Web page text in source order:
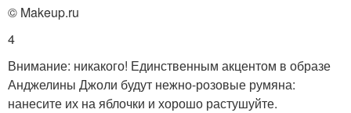
© Makeup.ru
4
Внимание: никакого! Единственным акцентом в образе
Анджелины Джоли будут нежно-розовые румяна:
нанесите их на яблочки и хорошо растушуйте.